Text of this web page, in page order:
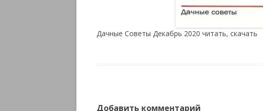
Дачные Советы Декабрь 2020 читать, скачать
Добавить комментарий